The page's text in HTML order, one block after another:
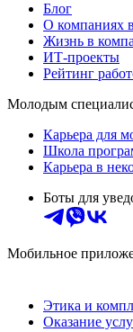
Блог
О компаниях
Жизнь в
ИТ-проекты
Рейтинг
Молодым
Карьера для
Школа
Карьера в
Боты для
Мобильное
Этика и
Оказание